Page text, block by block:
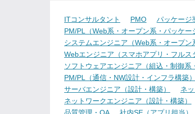
ITコンサルタント PMO パッケージ
PM/PL（Web系・オープン系・パッケー
システムエンジニア（Web系・オープン
Webエンジニア（スマホアプリ・フルス
ソフトウェアエンジニア（組込・制御系
PM/PL（通信・NW設計・インフラ構築）
サーバエンジニア（設計・構築）
ネ
ネットワークエンジニア（設計・構築）